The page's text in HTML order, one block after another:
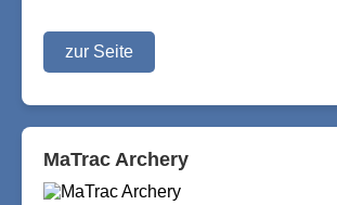
zur Seite
MaTrac Archery